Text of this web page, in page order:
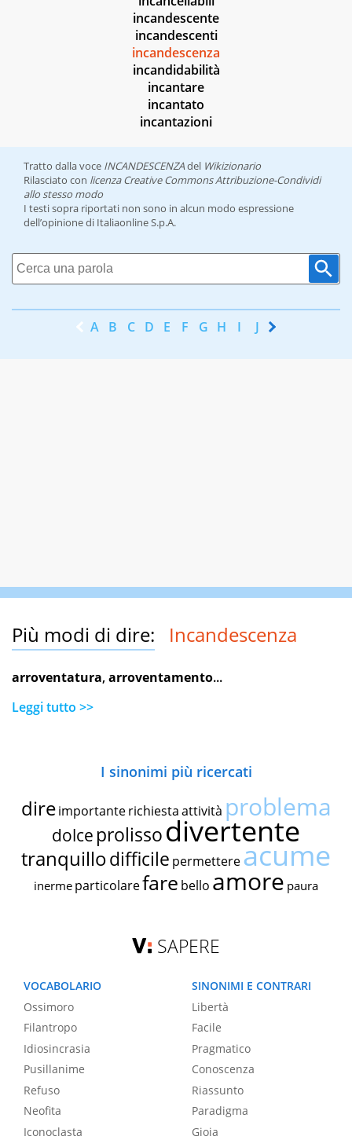
incandescente
incandescenti
incandescenza
incandidabilità
incantare
incantato
incantazioni
Tratto dalla voce INCANDESCENZAdel Wikizionario
Rilasciato con licenza Creative Commons Attribuzione-Condividi
allo stesso modo
I testi sopra riportati non sono in alcun modo espressione
dell’opinione di Italiaonline S.p.A.
A B C D E F G H I J K
Più modi di dire: Incandescenza
arroventatura,arroventamento...
Leggi tutto >>
I sinonimi più ricercati
dire importante richiestaattività problema
dolce prolissodivertente
tranquillodifficile permettereacume
inerme particolarefare bello amore paura
SAPERE
VOCABOLARIO
Ossimoro
Filantropo
Idiosincrasia
Pusillanime
Refuso
Neofita
Iconoclasta
SINONIMI E CONTRARI
Libertà
Facile
Pragmatico
Conoscenza
Riassunto
Paradigma
Gioia